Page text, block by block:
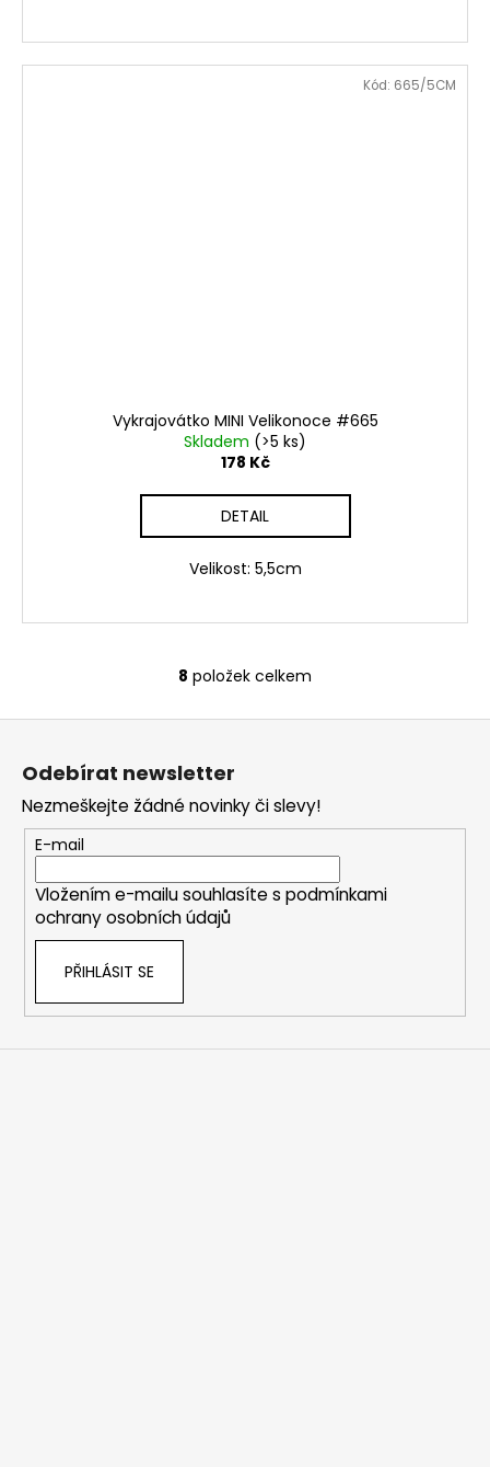
Vykrajovátko MINI Velikonoce #665
Skladem (>5 ks)
178 Kč
DETAIL
Velikost: 5,5cm
Kód: 665/5CM
O
v
a
c
í
p
r
ý
p
8 položek celkem
Odebírat newsletter
Nezmeškejte žádné novinky či slevy!
E-mail
Vložením e-mailu souhlasíte s podmínkami
ochrany osobních údajů
PŘIHLÁSIT SE